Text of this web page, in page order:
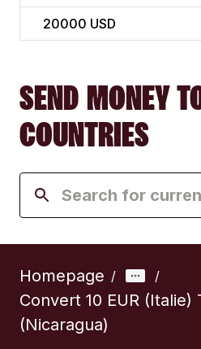
20000 USD
SEND MONEY
COUNTRIES
Homepage / /
Convert 10 EUR (Italie)
(Nicaragua)